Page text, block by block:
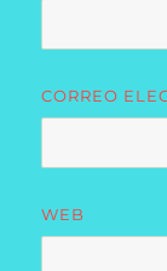
CORREO
WEB